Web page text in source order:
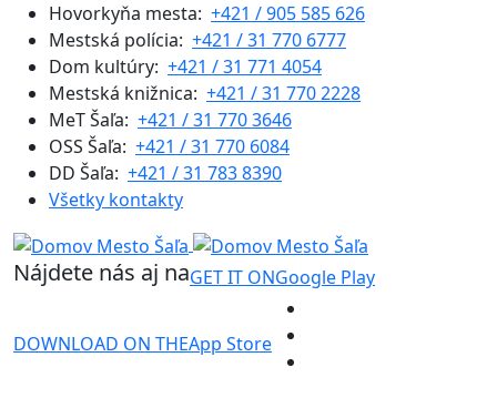
Hovorkyňa mesta: +421 / 905 585 626
Mestská polícia: +421 / 31 770 6777
Dom kultúry: +421 / 31 771 4054
Mestská knižnica: +421 / 31 770 2228
MeT Šaľa: +421 / 31 770 3646
OSS Šaľa: +421 / 31 770 6084
DD Šaľa: +421 / 31 783 8390
Všetky kontakty
Nájdete nás aj naGET IT ONGoogle Play
DOWNLOAD ON THEApp Store